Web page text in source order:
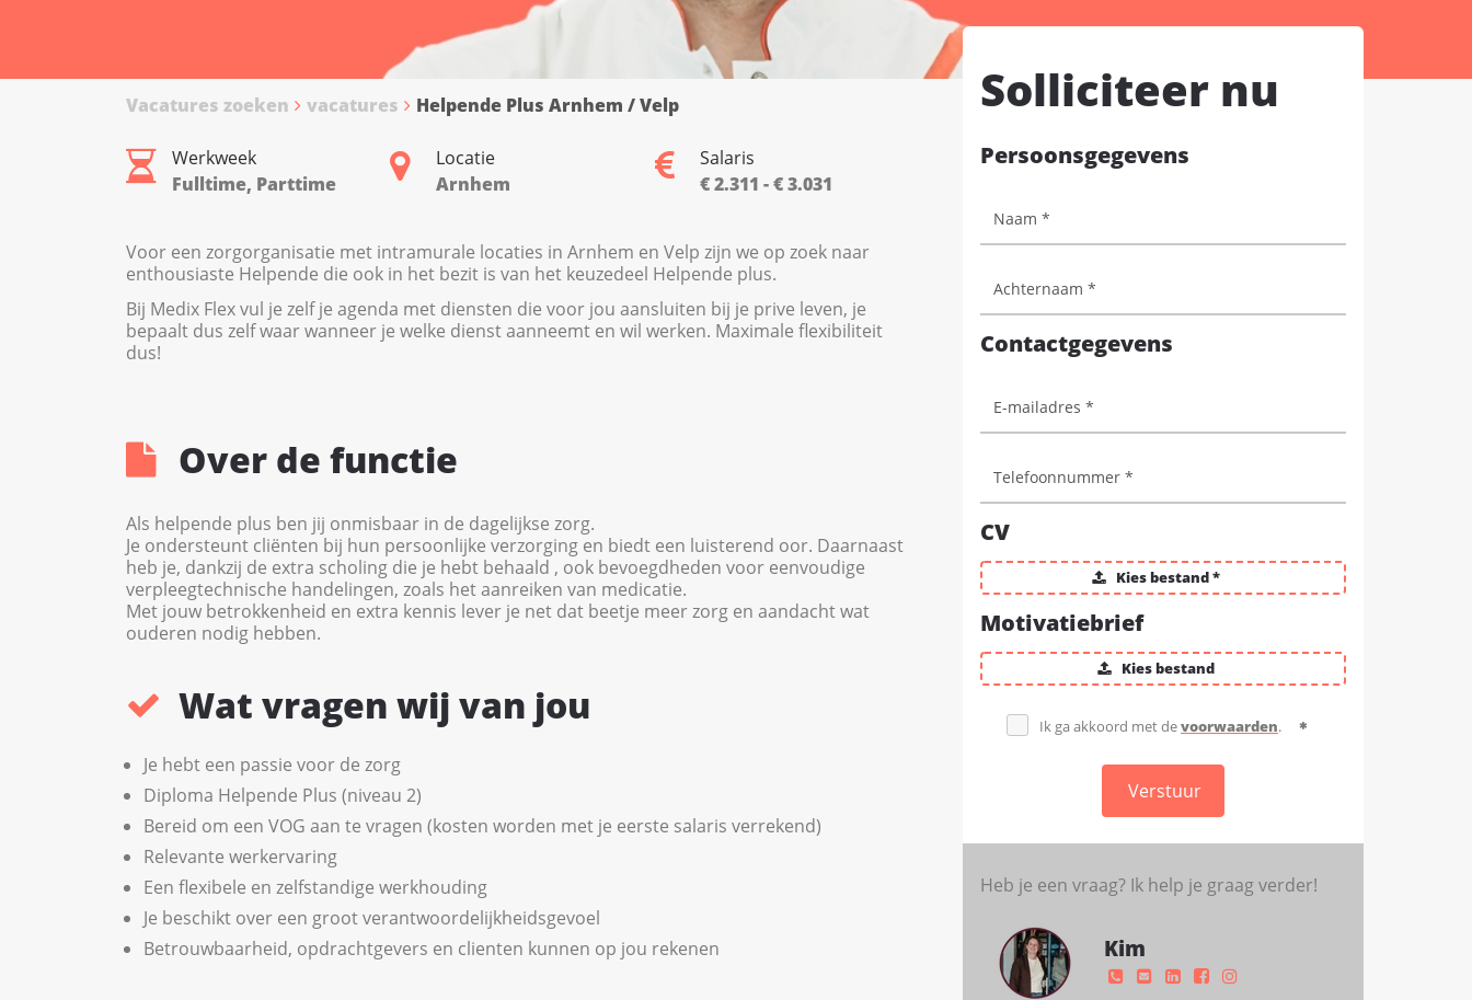
Vacatures zoeken vacatures Helpende Plus Arnhem / Velp
Werkweek
Fulltime, Parttime
Locatie
Arnhem
Salaris
€ 2.311 - € 3.031
Voor een zorgorganisatie met intramurale locaties in Arnhem en Velp zijn we op zoek naar
enthousiaste Helpende die ook in het bezit is van het keuzedeel Helpende plus.
Bij Medix Flex vul je zelf je agenda met diensten die voor jou aansluiten bij je prive leven, je
bepaalt dus zelf waar wanneer je welke dienst aanneemt en wil werken. Maximale flexibiliteit
dus!
Over de functie
Als helpende plus ben jij onmisbaar in de dagelijkse zorg.
Je ondersteunt cliënten bij hun persoonlijke verzorging en biedt een luisterend oor. Daarnaast
heb je, dankzij de extra scholing die je hebt behaald , ook bevoegdheden voor eenvoudige
verpleegtechnische handelingen, zoals het aanreiken van medicatie.
Met jouw betrokkenheid en extra kennis lever je net dat beetje meer zorg en aandacht wat
ouderen nodig hebben.
Wat vragen wij van jou
Je hebt een passie voor de zorg
Diploma Helpende Plus (niveau 2)
Bereid om een VOG aan te vragen (kosten worden met je eerste salaris verrekend)
Relevante werkervaring
Een flexibele en zelfstandige werkhouding
Je beschikt over een groot verantwoordelijkheidsgevoel
Betrouwbaarheid, opdrachtgevers en clienten kunnen op jou rekenen
Heb je een vraag? Ik help je graag verder!
Kim
Solliciteer nu
Persoonsgegevens
Contactgegevens
CV
Kies bestand *
Motivatiebrief
Kies bestand
Ik ga akkoord met devoorwaarden.
Verstuur